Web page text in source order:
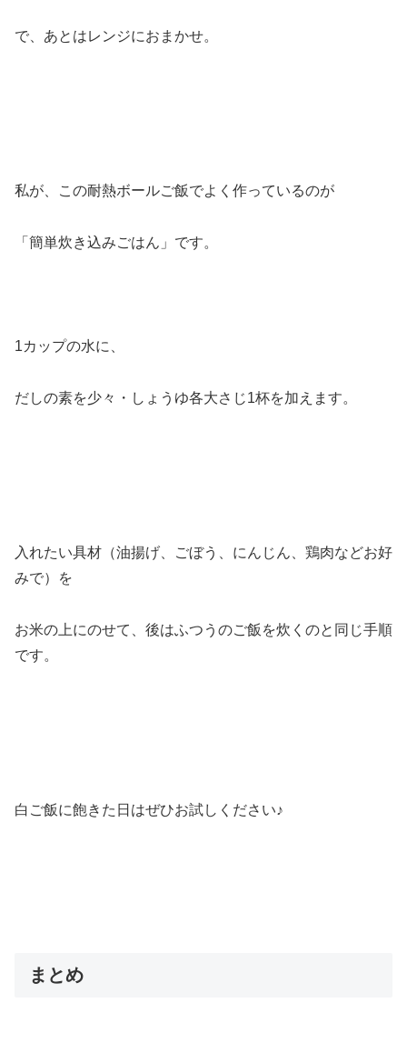
で、あとはレンジにおまかせ。
私が、この耐熱ボールご飯でよく作っているのが
「簡単炊き込みごはん」です。
1カップの水に、
だしの素を少々・しょうゆ各大さじ1杯を加えます。
入れたい具材（油揚げ、ごぼう、にんじん、鶏肉などお好
みで）を
お米の上にのせて、後はふつうのご飯を炊くのと同じ手順
です。
白ご飯に飽きた日はぜひお試しください♪
まとめ